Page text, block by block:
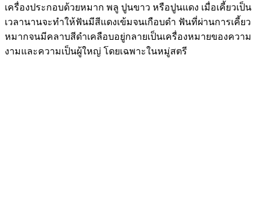
เวลานานจะทำให้ฟันมีสีแดงเข้มจนเกือบดำ ฟันที่ผ่านการเคี้ยว
หมากจนมีคลาบสีดำเคลือบอยู่กลายเป็นเครื่องหมายของความ
งามและความเป็นผู้ใหญ่ โดยเฉพาะในหมู่สตรี